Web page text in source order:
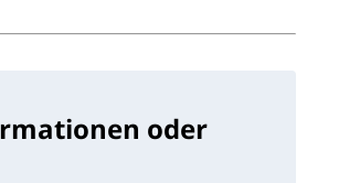
oder